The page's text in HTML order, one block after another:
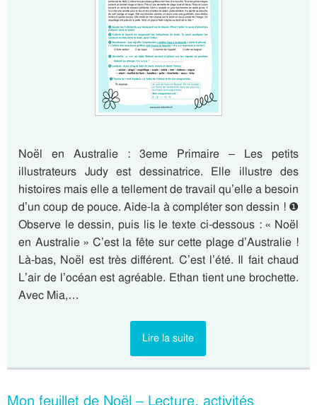
Noël en Australie : 3eme Primaire – Les petits
illustrateurs Judy est dessinatrice. Elle illustre des
histoires mais elle a tellement de travail qu’elle a besoin
d’un coup de pouce. Aide-la à compléter son dessin ! ❶
Observe le dessin, puis lis le texte ci-dessous : « Noël
en Australie » C’est la fête sur cette plage d’Australie !
Là-bas, Noël est très différent. C’est l’été. Il fait chaud
L’air de l’océan est agréable. Ethan tient une brochette.
Avec Mia,…
Lire la suite
Mon feuillet de Noël – Lecture, activités